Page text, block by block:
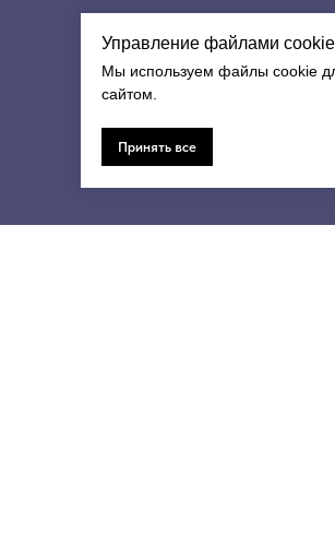
Управление файлами cookie
Мы используем файлы cookie
сайтом.
Принять все